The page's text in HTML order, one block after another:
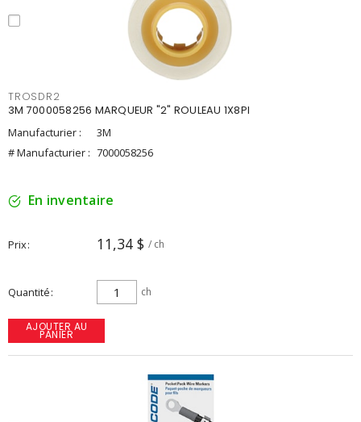
TROSDR2
3M 7000058256 MARQUEUR "2" ROULEAU 1X8PI
Manufacturier :
3M
# Manufacturier : 7000058256
En inventaire
Prix 11,34 $ / ch
Quantité ch
AJOUTER AU
PANIER